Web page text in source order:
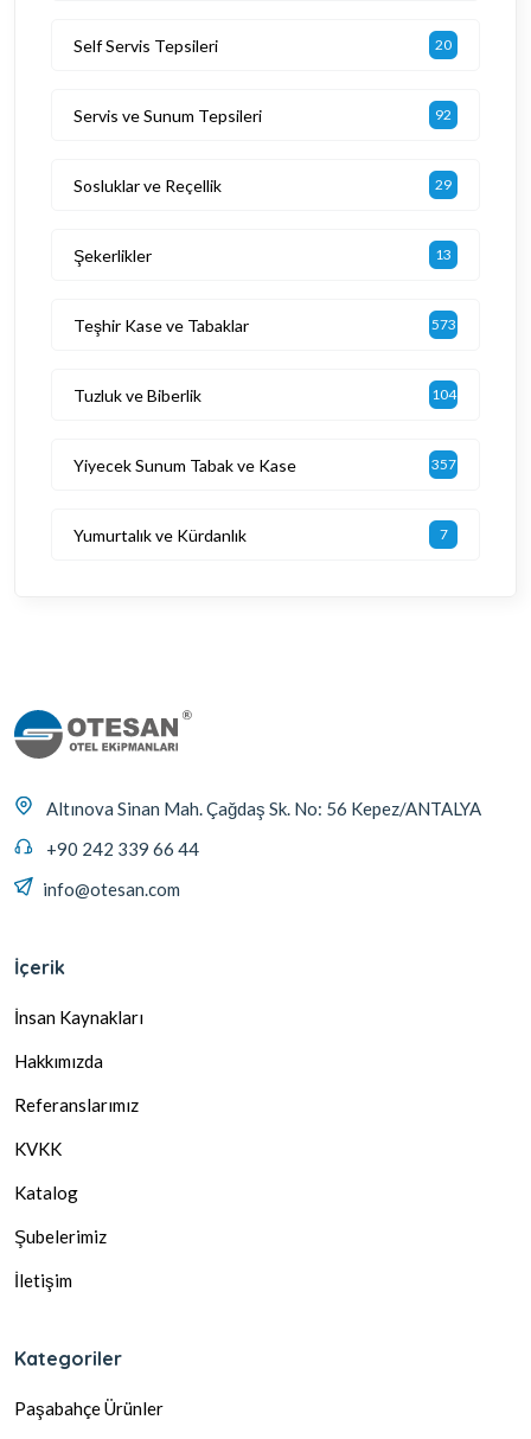
Self Servis Tepsileri 20
Servis ve Sunum Tepsileri 92
Sosluklar ve Reçellik 29
Şekerlikler 13
Teşhir Kase ve Tabaklar 573
Tuzluk ve Biberlik 104
Yiyecek Sunum Tabak ve Kase 357
Yumurtalık ve Kürdanlık 7
Altınova Sinan Mah. Çağdaş Sk. No: 56 Kepez/ANTALYA
+90 242 339 66 44
info@otesan.com
İçerik
İnsan Kaynakları
Hakkımızda
Referanslarımız
KVKK
Katalog
Şubelerimiz
İletişim
Kategoriler
Paşabahçe Ürünler